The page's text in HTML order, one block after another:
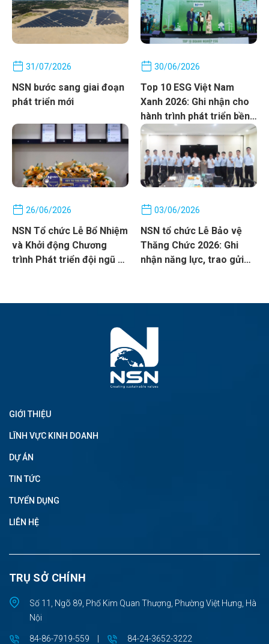
31/07/2026
NSN bước sang giai đoạn
phát triển mới
30/06/2026
Top 10 ESG Việt Nam
Xanh 2026: Ghi nhận cho
hành trình phát triển bền
vững của NSN
26/06/2026
NSN Tổ chức Lễ Bổ Nhiệm
và Khởi động Chương
trình Phát triển đội ngũ kế
03/06/2026
NSN tổ chức Lễ Bảo vệ
Thăng Chức 2026: Ghi
nhận năng lực, trao gửi
GIỚI THIỆU
LĨNH VỰC KINH DOANH
DỰ ÁN
TIN TỨC
TUYỂN DỤNG
LIÊN HỆ
TRỤ SỞ CHÍNH
Số 11, Ngõ 89, Phố Kim Quan Thượng, Phường Việt Hưng, Hà
Nội
84-86-7919-559 84-24-3652-3222